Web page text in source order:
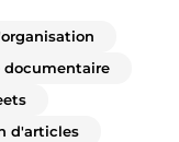
documentaire
d'articles